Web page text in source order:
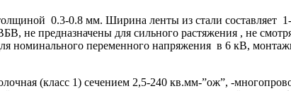
0.3-0.8 мм. Ширина ленты из стали составляет 1-
предназначены для сильного растяжения , не
номинального переменного напряжения в 6 кВ,
(класс 1) сечением 2,5-240 кв.мм-”ож”, -